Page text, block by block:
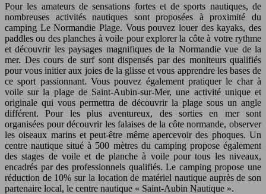
Pour les amateurs de sensations fortes et de sports nautiques, de
nombreuses activités nautiques sont proposées à proximité du
camping Le Normandie Plage. Vous pouvez louer des kayaks, des
paddles ou des planches à voile pour explorer la côte à votre rythme
et découvrir les paysages magnifiques de la Normandie vue de la
mer. Des cours de surf sont dispensés par des moniteurs qualifiés
pour vous initier aux joies de la glisse et vous apprendre les bases de
ce sport passionnant. Vous pouvez également pratiquer le char à
voile sur la plage de Saint-Aubin-sur-Mer, une activité unique et
originale qui vous permettra de découvrir la plage sous un angle
différent. Pour les plus aventureux, des sorties en mer sont
organisées pour découvrir les falaises de la côte normande, observer
les oiseaux marins et peut-être même apercevoir des phoques. Un
centre nautique situé à 500 mètres du camping propose également
des stages de voile et de planche à voile pour tous les niveaux,
encadrés par des professionnels qualifiés. Le camping propose une
réduction de 10% sur la location de matériel nautique auprès de son
partenaire local, le centre nautique « Saint-Aubin Nautique ».